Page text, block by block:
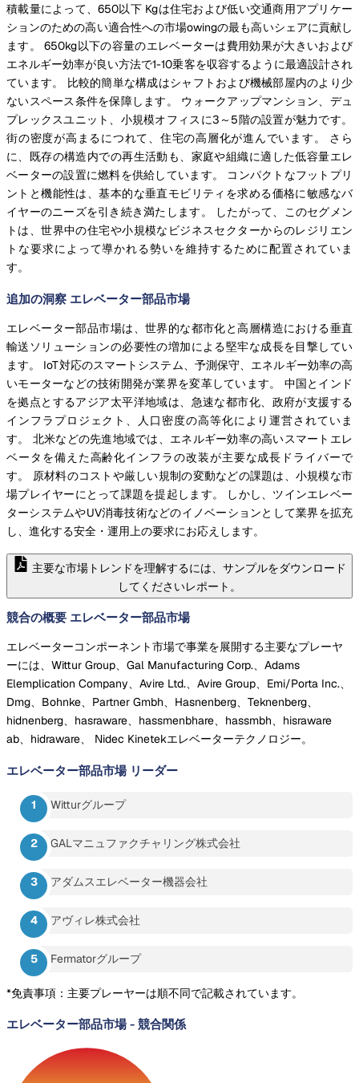
積載量によって、650以下 Kgは住宅および低い交通商用アプリケー
ションのための高い適合性への市場owingの最も高いシェアに貢献し
ます。 650kg以下の容量のエレベーターは費用効果が大きいおよび
エネルギー効率が良い方法で1-10乗客を収容するように最適設計され
ています。 比較的簡単な構成はシャフトおよび機械部屋内のより少
ないスペース条件を保障します。 ウォークアップマンション、デュ
プレックスユニット、小規模オフィスに3～5階の設置が魅力です。
街の密度が高まるにつれて、住宅の高層化が進んでいます。 さら
に、既存の構造内での再生活動も、家庭や組織に適した低容量エレ
ベーターの設置に燃料を供給しています。 コンパクトなフットプリ
ントと機能性は、基本的な垂直モビリティを求める価格に敏感なバ
イヤーのニーズを引き続き満たします。 したがって、このセグメン
トは、世界中の住宅や小規模なビジネスセクターからのレジリエン
トな要求によって導かれる勢いを維持するために配置されていま
す。
追加の洞察 エレベーター部品市場
エレベーター部品市場は、世界的な都市化と高層構造における垂直
輸送ソリューションの必要性の増加による堅牢な成長を目撃してい
ます。 IoT対応のスマートシステム、予測保守、エネルギー効率の高
いモーターなどの技術開発が業界を変革しています。 中国とインド
を拠点とするアジア太平洋地域は、急速な都市化、政府が支援する
インフラプロジェクト、人口密度の高等化により運営されていま
す。 北米などの先進地域では、エネルギー効率の高いスマートエレ
ベータを備えた高齢化インフラの改装が主要な成長ドライバーで
す。 原材料のコストや厳しい規制の変動などの課題は、小規模な市
場プレイヤーにとって課題を提起します。 しかし、ツインエレベー
ターシステムやUV消毒技術などのイノベーションとして業界を拡充
し、進化する安全・運用上の要求にお応えします。
主要な市場トレンドを理解するには、サンプルをダウンロード
してくださいレポート。
競合の概要 エレベーター部品市場
エレベーターコンポーネント市場で事業を展開する主要なプレーヤ
ーには、Wittur Group、Gal Manufacturing Corp.、Adams
Elemplication Company、Avire Ltd.、Avire Group、Emi/Porta Inc.、
Dmg、Bohnke、Partner Gmbh、Hasnenberg、Teknenberg、
hidnenberg、hasraware、hassmenbhare、hassmbh、hisraware
ab、hidraware、 Nidec Kinetekエレベーターテクノロジー。
エレベーター部品市場 リーダー
Witturグループ
GALマニュファクチャリング株式会社
アダムスエレベーター機器会社
アヴィレ株式会社
Fermatorグループ
*免責事項：主要プレーヤーは順不同で記載されています。
エレベーター部品市場- 競合関係